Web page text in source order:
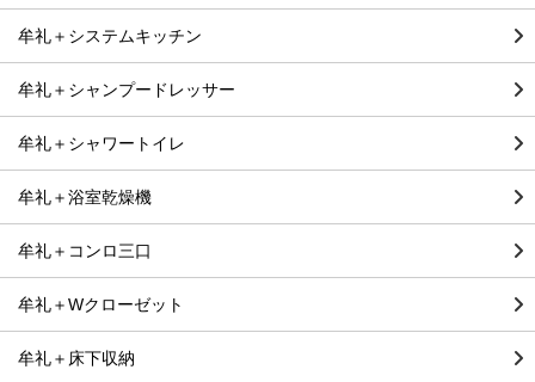
牟礼＋システムキッチン
牟礼＋シャンプードレッサー
牟礼＋シャワートイレ
牟礼＋浴室乾燥機
牟礼＋コンロ三口
牟礼＋Wクローゼット
牟礼＋床下収納